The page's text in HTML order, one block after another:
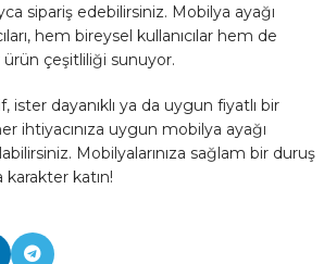
sipariş edebilirsiniz. Mobilya ayağı
hem bireysel kullanıcılar hem de
çeşitliliği sunuyor.
ister dayanıklı ya da uygun fiyatlı bir
ihtiyacınıza uygun mobilya ayağı
Mobilyalarınıza sağlam bir duruş
karakter katın!